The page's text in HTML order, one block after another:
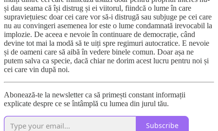
și dau seama că își distrug și ei viitorul, fiindcă o lume în care
supraviețuiesc doar cei care vor să-i distrugă sau subjuge pe cei care
nu au convingeri asemenea lor este o lume condamnată irevocabil la
implozie. De aceea e nevoie în continuare de democrație, când
devine tot mai la modă să te uiți spre regimuri autocratice. E nevoie
și de oameni care să aibă în vedere binele comun. Doar așa ne
putem salva ca specie, dacă chiar ne dorim acest lucru pentru noi și
cei care vin după noi.
Abonează-te la newsletter ca să primești constant informații
explicate despre ce se întâmplă cu lumea din jurul tău.
Subscribe